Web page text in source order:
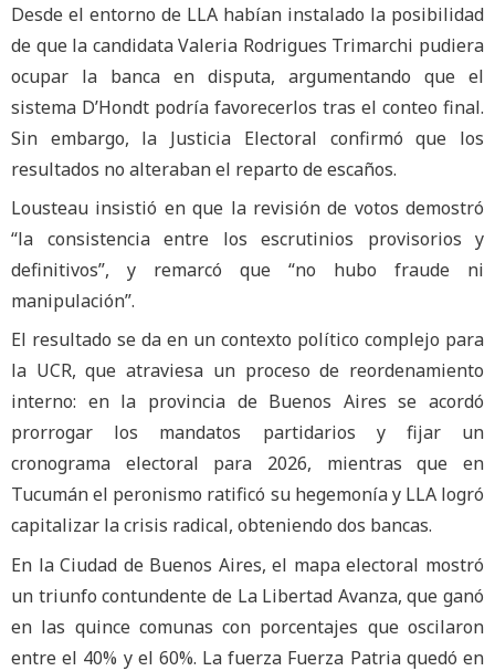
Desde el entorno de LLA habían instalado la posibilidad
de que la candidata Valeria Rodrigues Trimarchi pudiera
ocupar la banca en disputa, argumentando que el
sistema D’Hondt podría favorecerlos tras el conteo final.
Sin embargo, la Justicia Electoral confirmó que los
resultados no alteraban el reparto de escaños.
Lousteau insistió en que la revisión de votos demostró
“la consistencia entre los escrutinios provisorios y
definitivos”, y remarcó que “no hubo fraude ni
manipulación”.
El resultado se da en un contexto político complejo para
la UCR, que atraviesa un proceso de reordenamiento
interno: en la provincia de Buenos Aires se acordó
prorrogar los mandatos partidarios y fijar un
cronograma electoral para 2026, mientras que en
Tucumán el peronismo ratificó su hegemonía y LLA logró
capitalizar la crisis radical, obteniendo dos bancas.
En la Ciudad de Buenos Aires, el mapa electoral mostró
un triunfo contundente de La Libertad Avanza, que ganó
en las quince comunas con porcentajes que oscilaron
entre el 40% y el 60%. La fuerza Fuerza Patria quedó en